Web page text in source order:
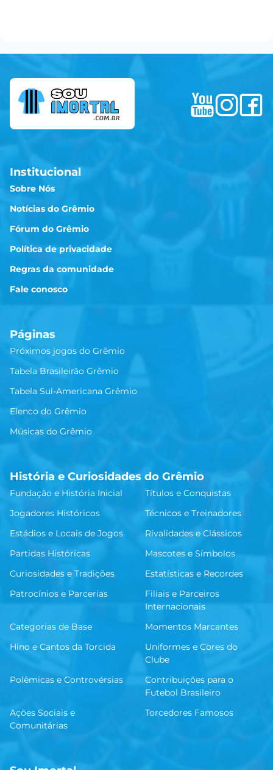
Institucional
Sobre Nós
Notícias do Grêmio
Fórum do Grêmio
Política de privacidade
Regras da comunidade
Fale conosco
Páginas
Próximos jogos do Grêmio
Tabela Brasileirão Grêmio
Tabela Sul-Americana Grêmio
Elenco do Grêmio
Músicas do Grêmio
História e Curiosidades do Grêmio
Fundação e História Inicial
Títulos e Conquistas
Jogadores Históricos
Técnicos e Treinadores
Estádios e Locais de Jogos
Rivalidades e Clássicos
Partidas Históricas
Mascotes e Símbolos
Curiosidades e Tradições
Estatísticas e Recordes
Patrocínios e Parcerias
Filiais e Parceiros
Internacionais
Categorias de Base
Momentos Marcantes
Hino e Cantos da Torcida
Uniformes e Cores do
Clube
Polêmicas e Controvérsias
Contribuições para o
Futebol Brasileiro
Ações Sociais e
Comunitárias
Torcedores Famosos